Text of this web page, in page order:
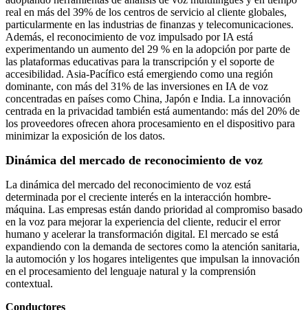
real en más del 39% de los centros de servicio al cliente globales,
particularmente en las industrias de finanzas y telecomunicaciones.
Además, el reconocimiento de voz impulsado por IA está
experimentando un aumento del 29 % en la adopción por parte de
las plataformas educativas para la transcripción y el soporte de
accesibilidad. Asia-Pacífico está emergiendo como una región
dominante, con más del 31% de las inversiones en IA de voz
concentradas en países como China, Japón e India. La innovación
centrada en la privacidad también está aumentando: más del 20% de
los proveedores ofrecen ahora procesamiento en el dispositivo para
minimizar la exposición de los datos.
Dinámica del mercado de reconocimiento de voz
La dinámica del mercado del reconocimiento de voz está
determinada por el creciente interés en la interacción hombre-
máquina. Las empresas están dando prioridad al compromiso basado
en la voz para mejorar la experiencia del cliente, reducir el error
humano y acelerar la transformación digital. El mercado se está
expandiendo con la demanda de sectores como la atención sanitaria,
la automoción y los hogares inteligentes que impulsan la innovación
en el procesamiento del lenguaje natural y la comprensión
contextual.
Conductores